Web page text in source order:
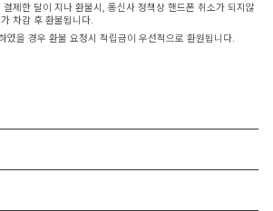
제한 달이 지나 환불시, 통신사 정책상 핸드폰 취소가 되지않
차감 후 환불됩니다.
였을 경우 환불 요청시 적립금이 우선적으로 환원됩니다.